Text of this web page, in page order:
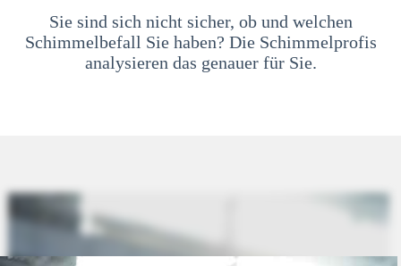
Sie sind sich nicht sicher, ob und welchen
Schimmelbefall Sie haben? Die Schimmelprofis
analysieren das genauer für Sie.